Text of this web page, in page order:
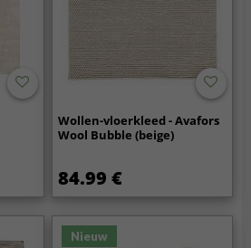
Wollen-vloerkleed - Avafors
Wool Bubble (beige)
84.99 €
Nieuw